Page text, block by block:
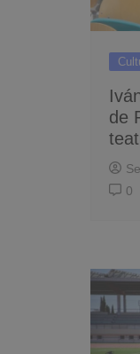
de
0